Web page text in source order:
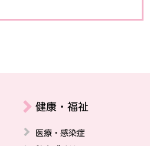
健康・福祉
医療・感染症